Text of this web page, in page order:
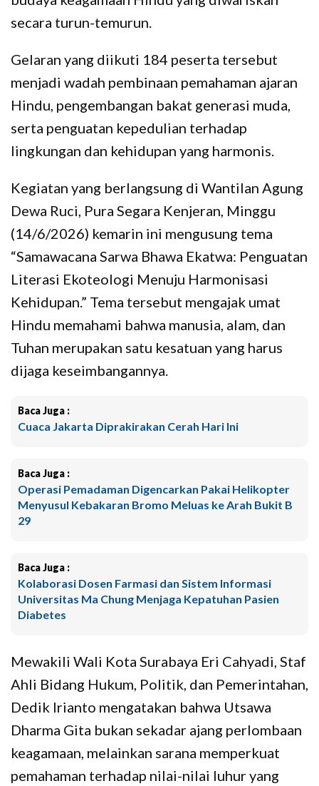
secara turun-temurun.
Gelaran yang diikuti 184 peserta tersebut
menjadi wadah pembinaan pemahaman ajaran
Hindu, pengembangan bakat generasi muda,
serta penguatan kepedulian terhadap
lingkungan dan kehidupan yang harmonis.
Kegiatan yang berlangsung di Wantilan Agung
Dewa Ruci, Pura Segara Kenjeran, Minggu
(14/6/2026) kemarin ini mengusung tema
“Samawacana Sarwa Bhawa Ekatwa: Penguatan
Literasi Ekoteologi Menuju Harmonisasi
Kehidupan.” Tema tersebut mengajak umat
Hindu memahami bahwa manusia, alam, dan
Tuhan merupakan satu kesatuan yang harus
dijaga keseimbangannya.
Baca Juga :
Cuaca Jakarta Diprakirakan Cerah Hari Ini
Baca Juga :
Operasi Pemadaman Digencarkan Pakai Helikopter
Menyusul Kebakaran Bromo Meluas ke Arah Bukit B
29
Baca Juga :
Kolaborasi Dosen Farmasi dan Sistem Informasi
Universitas Ma Chung Menjaga Kepatuhan Pasien
Diabetes
Mewakili Wali Kota Surabaya Eri Cahyadi, Staf
Ahli Bidang Hukum, Politik, dan Pemerintahan,
Dedik Irianto mengatakan bahwa Utsawa
Dharma Gita bukan sekadar ajang perlombaan
keagamaan, melainkan sarana memperkuat
pemahaman terhadap nilai-nilai luhur yang